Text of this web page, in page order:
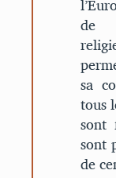
de
sa
tous
sont
sont
de